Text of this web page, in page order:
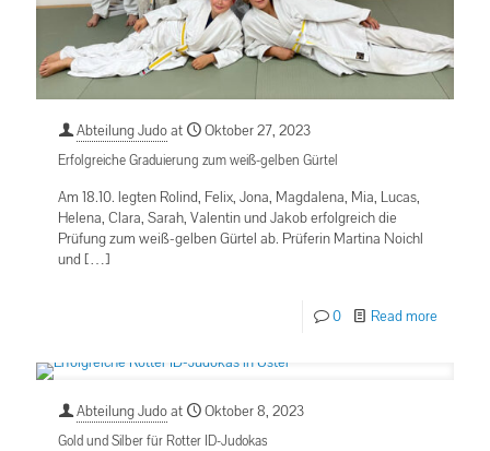
Abteilung Judoat Oktober 27, 2023
Erfolgreiche Graduierung zum weiß-gelben Gürtel
Am 18.10. legten Rolind, Felix, Jona, Magdalena, Mia, Lucas,
Helena, Clara, Sarah, Valentin und Jakob erfolgreich die
Prüfung zum weiß-gelben Gürtel ab. Prüferin Martina Noichl
und […]
0 Read more
Abteilung Judoat Oktober 8, 2023
Gold und Silber für Rotter ID-Judokas